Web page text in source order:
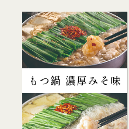
もつ鍋 濃厚みそ味